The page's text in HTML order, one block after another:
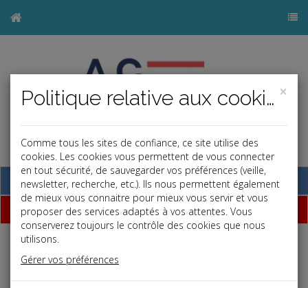
Base documentaire
Dépêches
Liste des dernières dépêches
×
Politique relative aux cookies
Comme tous les sites de confiance, ce site utilise des
cookies. Les cookies vous permettent de vous connecter
en tout sécurité, de sauvegarder vos préférences (veille,
newsletter, recherche, etc.). Ils nous permettent également
de mieux vous connaitre pour mieux vous servir et vous
proposer des services adaptés à vos attentes. Vous
conserverez toujours le contrôle des cookies que nous
utilisons.
Gérer vos préférences